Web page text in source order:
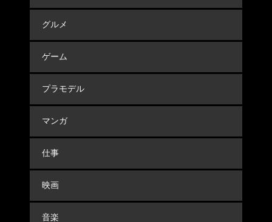
グルメ
ゲーム
プラモデル
マンガ
仕事
映画
音楽